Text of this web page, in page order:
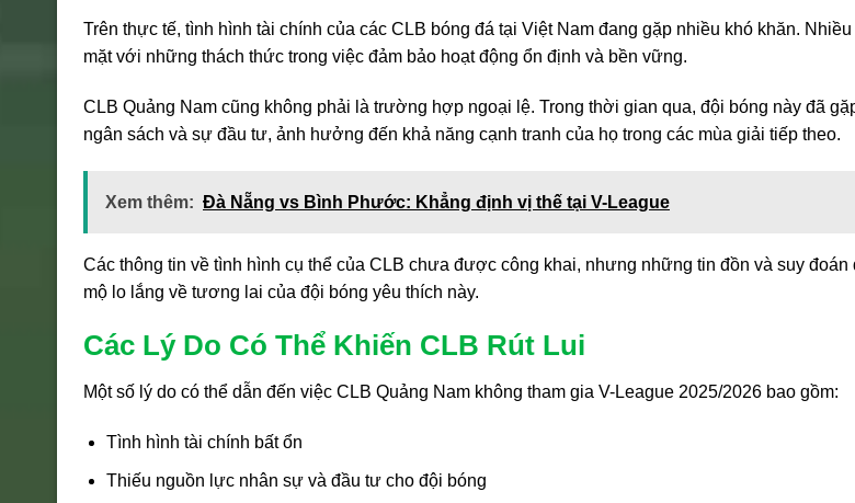
Trên thực tế, tình hình tài chính của các CLB bóng đá tại Việt Nam đang gặp nhiều khó khăn.
mặt với những thách thức trong việc đảm bảo hoạt động ổn định và bền vững.
CLB Quảng Nam cũng không phải là trường hợp ngoại lệ. Trong thời gian qua, đội bóng này đã
ngân sách và sự đầu tư, ảnh hưởng đến khả năng cạnh tranh của họ trong các mùa giải tiếp theo.
Xem thêm: Đà Nẵng vs Bình Phước: Khẳng định vị thế tại V-League
Các thông tin về tình hình cụ thể của CLB chưa được công khai, nhưng những tin đồn và suy
mộ lo lắng về tương lai của đội bóng yêu thích này.
Các Lý Do Có Thể Khiến CLB Rút Lui
Một số lý do có thể dẫn đến việc CLB Quảng Nam không tham gia V-League 2025/2026 bao gồm:
Tình hình tài chính bất ổn
Thiếu nguồn lực nhân sự và đầu tư cho đội bóng